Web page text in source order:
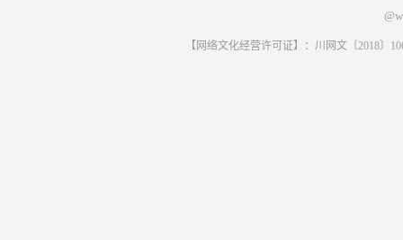
【网络文化经营许可证】：川网文〔2018